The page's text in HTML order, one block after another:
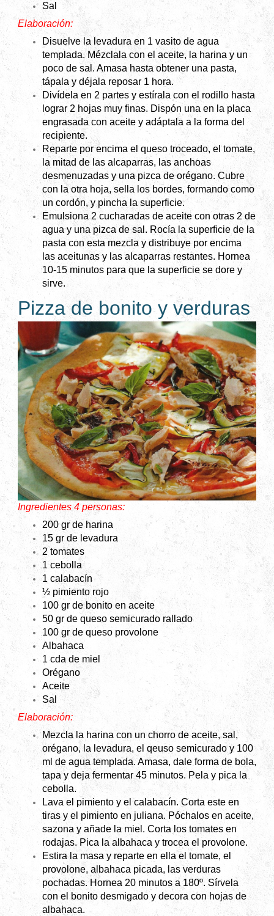
Sal
Elaboración:
Disuelve la levadura en 1 vasito de agua
templada. Mézclala con el aceite, la harina y un
poco de sal. Amasa hasta obtener una pasta,
tápala y déjala reposar 1 hora.
Divídela en 2 partes y estírala con el rodillo hasta
lograr 2 hojas muy finas. Dispón una en la placa
engrasada con aceite y adáptala a la forma del
recipiente.
Reparte por encima el queso troceado, el tomate,
la mitad de las alcaparras, las anchoas
desmenuzadas y una pizca de orégano. Cubre
con la otra hoja, sella los bordes, formando como
un cordón, y pincha la superficie.
Emulsiona 2 cucharadas de aceite con otras 2 de
agua y una pizca de sal. Rocía la superficie de la
pasta con esta mezcla y distribuye por encima
las aceitunas y las alcaparras restantes. Hornea
10-15 minutos para que la superficie se dore y
sirve.
Pizza de bonito y verduras
Ingredientes 4 personas:
200 gr de harina
15 gr de levadura
2 tomates
1 cebolla
1 calabacín
½ pimiento rojo
100 gr de bonito en aceite
50 gr de queso semicurado rallado
100 gr de queso provolone
Albahaca
1 cda de miel
Orégano
Aceite
Sal
Elaboración:
Mezcla la harina con un chorro de aceite, sal,
orégano, la levadura, el qeuso semicurado y 100
ml de agua templada. Amasa, dale forma de bola,
tapa y deja fermentar 45 minutos. Pela y pica la
cebolla.
Lava el pimiento y el calabacín. Corta este en
tiras y el pimiento en juliana. Póchalos en aceite,
sazona y añade la miel. Corta los tomates en
rodajas. Pica la albahaca y trocea el provolone.
Estira la masa y reparte en ella el tomate, el
provolone, albahaca picada, las verduras
pochadas. Hornea 20 minutos a 180º. Sírvela
con el bonito desmigado y decora con hojas de
albahaca.